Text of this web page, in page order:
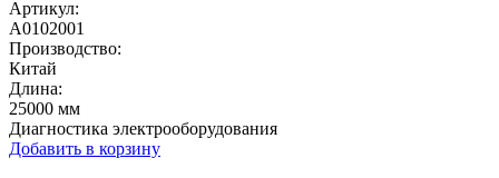
Артикул:
A0102001
Производство:
Китай
Длина:
25000 мм
Диагностика электрооборудования
Добавить в корзину